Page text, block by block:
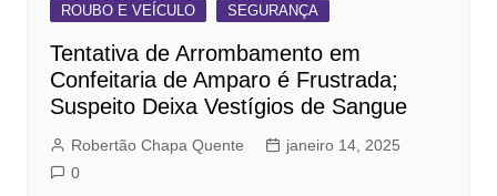
ROUBO E VEÍCULO
SEGURANÇA
Tentativa de Arrombamento em
Confeitaria de Amparo é Frustrada;
Suspeito Deixa Vestígios de Sangue
Robertão Chapa Quente
janeiro 14, 2025
0